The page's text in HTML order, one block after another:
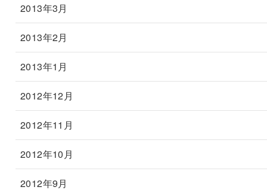
2013年3月
2013年2月
2013年1月
2012年12月
2012年11月
2012年10月
2012年9月